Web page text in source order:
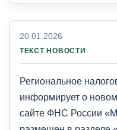
20.01.2026
ТЕКСТ НОВОСТИ
Региональное
информирует о новом
сайте ФНС России